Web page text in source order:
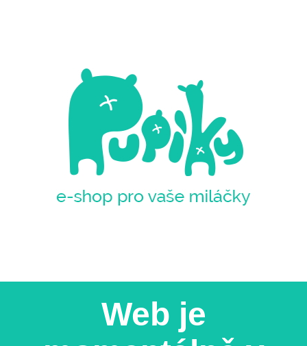
Web je